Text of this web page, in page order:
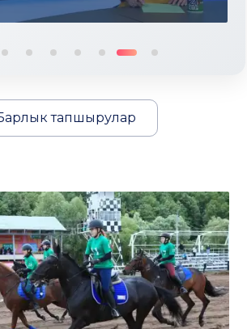
тапшырулар